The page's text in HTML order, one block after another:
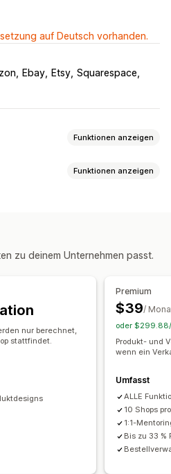
auf Deutsch vorhanden.
Ebay Etsy Squarespace
Funktionen anzeigen
Vereinigtes Königreich
Funktionen anzeigen
Umweltfreundlich Bio
Globales Fulfillment
zu deinem Unternehmen passt.
nur berechnet,
stattfindet.
Premium
$39/
oder
Produkt- und
wenn ein
Umfasst
ALLE
10 Shops
1:1-
Bis zu 33 %